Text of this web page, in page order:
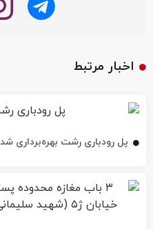
اخبار مرتبط
پل رودباری رشت بهره‌برداری شد